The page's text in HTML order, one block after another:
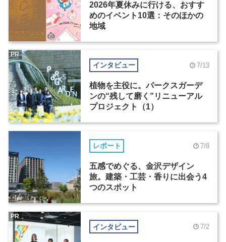
2026年夏休みに行ける、おすす
めのイベント10選：そのほかの
地域
インタビュー 7/13
植物を主役に。パークスガーデ
ンの“残して磨く”リニューアル
プロジェクト（1）
PR
レポート 7/8
五感でめぐる、金沢デザイン
旅。建築・工芸・香りに出会う4
つのスポット
インタビュー 7/2
PR